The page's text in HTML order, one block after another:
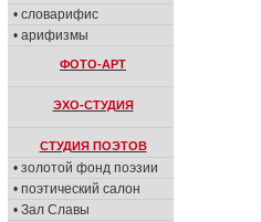
• словарифис
• арифизмы
ФОТО-АРТ
ЭХО-СТУДИЯ
СТУДИЯ ПОЭТОВ
• золотой фонд поэзии
• поэтический салон
• Зал Славы